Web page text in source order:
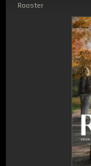
Rooster